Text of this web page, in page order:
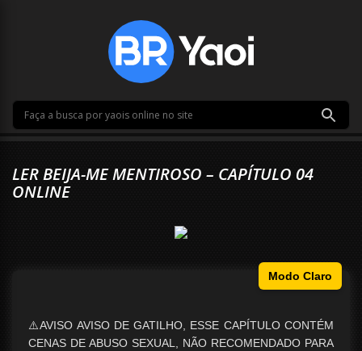
LER BEIJA-ME MENTIROSO – CAPÍTULO 04
ONLINE
Modo Claro
⚠️AVISO AVISO DE GATILHO, ESSE CAPÍTULO CONTÉM
CENAS DE ABUSO SEXUAL, NÃO RECOMENDADO PARA